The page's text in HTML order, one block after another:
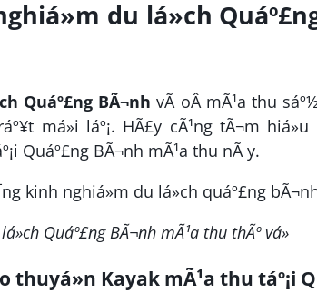
du lá»ch
Quáº£ng BÃ¬nh vÃ oÂ mÃ¹a thu
má»i láº¡. HÃ£y cÃ¹ng tÃ¬m
Quáº£ng BÃ¬nh mÃ¹a thu nÃ y.
Quáº£ng BÃ¬nh mÃ¹a thu thÃº vá»
thuyá»n Kayak mÃ¹a thu táº¡i